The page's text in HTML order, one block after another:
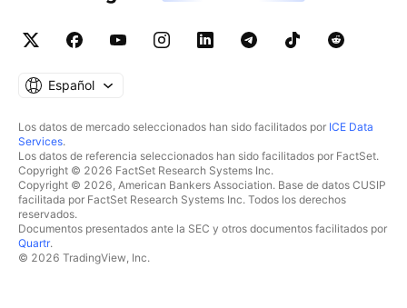
Español
Los datos de mercado seleccionados han sido facilitados por ICE Data
Services.
Los datos de referencia seleccionados han sido facilitados por FactSet.
Copyright © 2026 FactSet Research Systems Inc.
Copyright © 2026, American Bankers Association. Base de datos CUSIP
facilitada por FactSet Research Systems Inc. Todos los derechos
reservados.
Documentos presentados ante la SEC y otros documentos facilitados por
Quartr.
© 2026 TradingView, Inc.